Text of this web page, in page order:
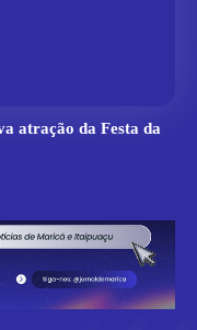
atração da Festa da